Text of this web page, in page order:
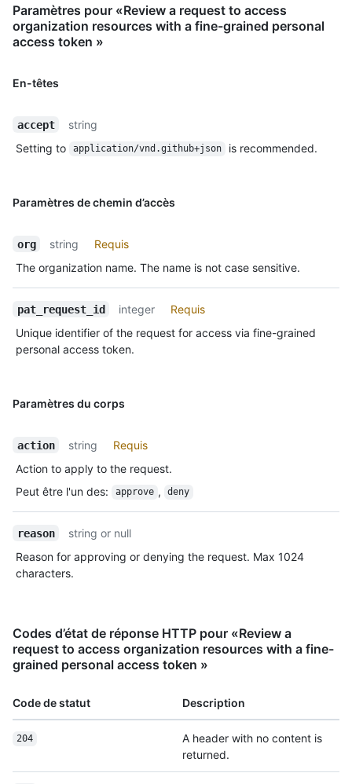
Paramètres pour «Review a request to access
organization resources with a fine-grained personal
access token »
En-têtes
accept
string
Setting to
application/vnd.github+json is recommended.
Paramètres de chemin d’accès
org string
Requis
The organization name. The name is not case sensitive.
pat_request_id integer
Requis
Unique identifier of the request for access via fine-grained
personal access token.
Paramètres du corps
action string
Requis
Action to apply to the request.
Peut être l'un des: approve , deny
reason
string or null
Reason for approving or denying the request. Max 1024
characters.
Codes d’état de réponse HTTP pour «Review a
request to access organization resources with a fine-
grained personal access token »
Code de statut Description
204
A header with no content is
returned.